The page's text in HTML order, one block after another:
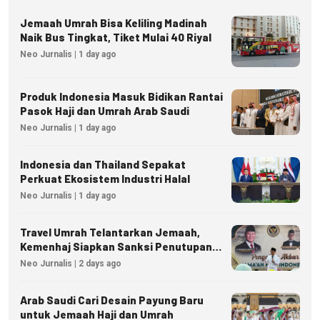
Jemaah Umrah Bisa Keliling Madinah
Naik Bus Tingkat, Tiket Mulai 40 Riyal
Neo Jurnalis | 1 day ago
Produk Indonesia Masuk Bidikan Rantai
Pasok Haji dan Umrah Arab Saudi
Neo Jurnalis | 1 day ago
Indonesia dan Thailand Sepakat
Perkuat Ekosistem Industri Halal
Neo Jurnalis | 1 day ago
Travel Umrah Telantarkan Jemaah,
Kemenhaj Siapkan Sanksi Penutupan
Izin hingga Pidana
Neo Jurnalis | 2 days ago
Arab Saudi Cari Desain Payung Baru
untuk Jemaah Haji dan Umrah